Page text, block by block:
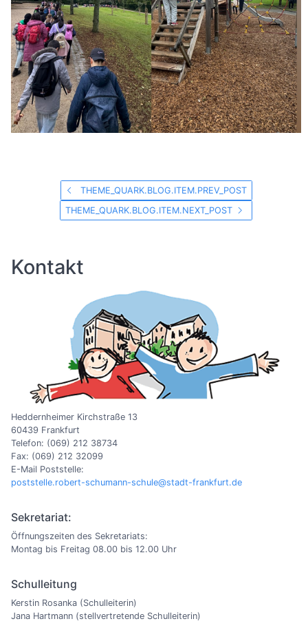
THEME_QUARK.BLOG.ITEM.PREV_POST
THEME_QUARK.BLOG.ITEM.NEXT_POST
Kontakt
Heddernheimer Kirchstraße 13
60439 Frankfurt
Telefon: (069) 212 38734
Fax: (069) 212 32099
E-Mail Poststelle:
poststelle.robert-schumann-schule@stadt-frankfurt.de
Sekretariat:
Öffnungszeiten des Sekretariats:
Montag bis Freitag 08.00 bis 12.00 Uhr
Schulleitung
Kerstin Rosanka (Schulleiterin)
Jana Hartmann (stellvertretende Schulleiterin)